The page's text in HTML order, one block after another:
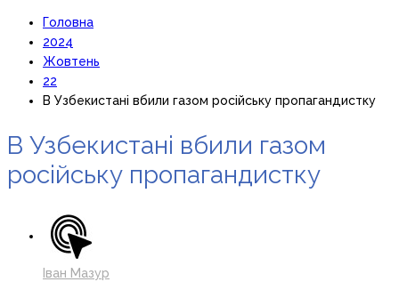
Головна
2024
Жовтень
22
В Узбекистані вбили газом російську пропагандистку
В Узбекистані вбили газом
російську пропагандистку
Іван Мазур